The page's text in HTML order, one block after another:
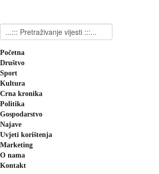
Početna
Društvo
Sport
Kultura
Crna kronika
Politika
Gospodarstvo
Najave
Uvjeti korištenja
Marketing
O nama
Kontakt